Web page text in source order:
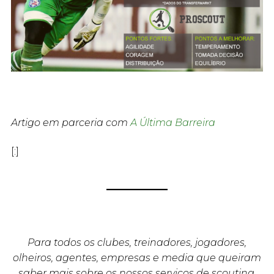
Artigo em parceria com A Última Barreira
[:]
Para todos os clubes, treinadores, jogadores,
olheiros, agentes, empresas e media que queiram